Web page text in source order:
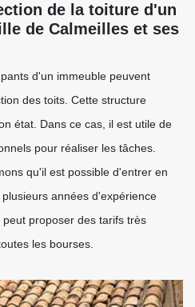
de la toiture d'un
de Calmeilles et ses
d'un immeuble peuvent
des toits. Cette structure
état. Dans ce cas, il est utile de
pour réaliser les tâches.
qu'il est possible d'entrer en
années d'expérience
proposer des tarifs très
les bourses.